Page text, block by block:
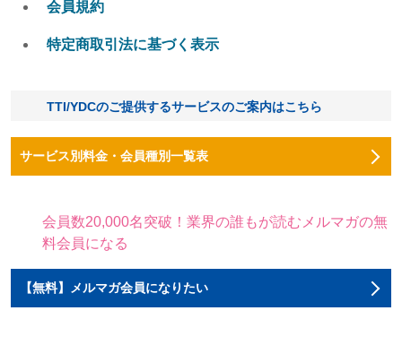
会員規約
特定商取引法に基づく表示
TTI/YDCのご提供するサービスのご案内はこちら
サービス別料金・会員種別一覧表
会員数20,000名突破！業界の誰もが読むメルマガの無
料会員になる
【無料】メルマガ会員になりたい